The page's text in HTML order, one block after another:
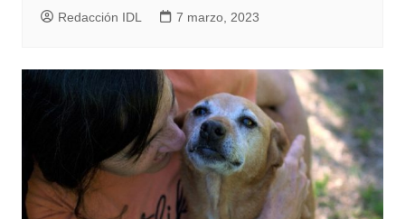
Redacción IDL 7 marzo, 2023